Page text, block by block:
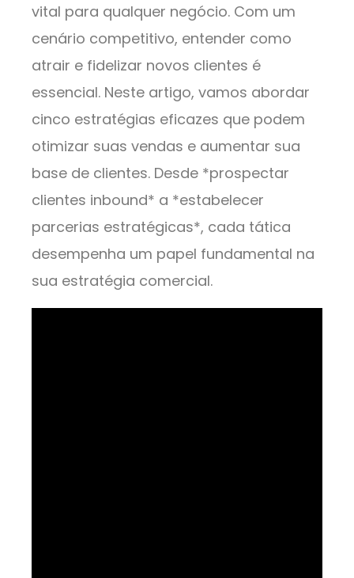
vital para qualquer negócio. Com um
cenário competitivo, entender como
atrair e fidelizar novos clientes é
essencial. Neste artigo, vamos abordar
cinco estratégias eficazes que podem
otimizar suas vendas e aumentar sua
base de clientes. Desde *prospectar
clientes inbound* a *estabelecer
parcerias estratégicas*, cada tática
desempenha um papel fundamental na
sua estratégia comercial.